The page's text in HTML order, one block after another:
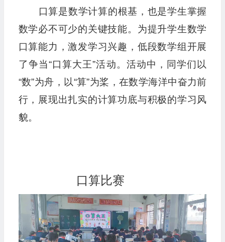
口算是数学计算的根基，也是学生掌握
数学必不可少的关键技能。为提升学生数学
口算能力，激发学习兴趣，低段数学组开展
了争当“口算大王”活动。活动中，同学们以
“数”为舟，以“算”为桨，在数学海洋中奋力前
行，展现出扎实的计算功底与积极的学习风
貌。
口算比赛